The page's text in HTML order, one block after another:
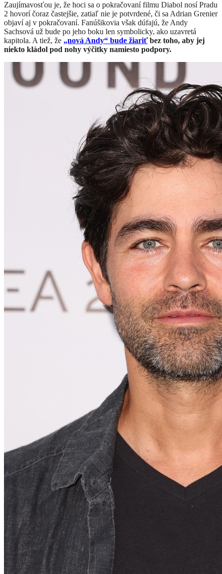
Zaujímavosťou je, že hoci sa o pokračovaní filmu Diabol nosí Pradu
2 hovorí čoraz častejšie, zatiaľ nie je potvrdené, či sa Adrian Grenier
objaví aj v pokračovaní. Fanúšikovia však dúfajú, že Andy
Sachsová už bude po jeho boku len symbolicky, ako uzavretá
kapitola. A tiež, že „nová Andy“ bude žiariťbez toho, aby jej
niekto kládol pod nohy výčitky namiesto podpory.